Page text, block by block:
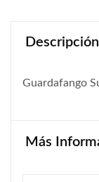
Descripción
Guardafango
Más